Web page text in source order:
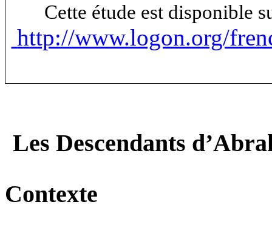
Cette étude est disponible
http://www.logon.org/
Les Descendants
Contexte